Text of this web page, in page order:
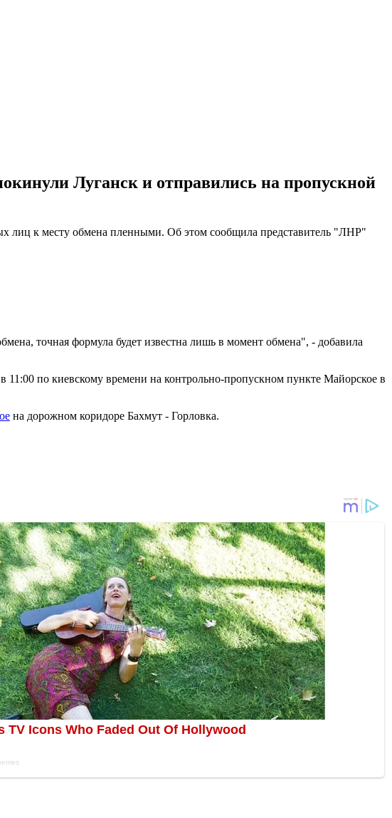
Луганск и отправились на пропускной
лиц к месту обмена пленными. Об этом сообщила представитель "ЛНР"
точная формула будет известна лишь в момент обмена", - добавила
11:00 по киевскому времени на контрольно-пропускном пункте Майорское в
на дорожном коридоре Бахмут - Горловка.